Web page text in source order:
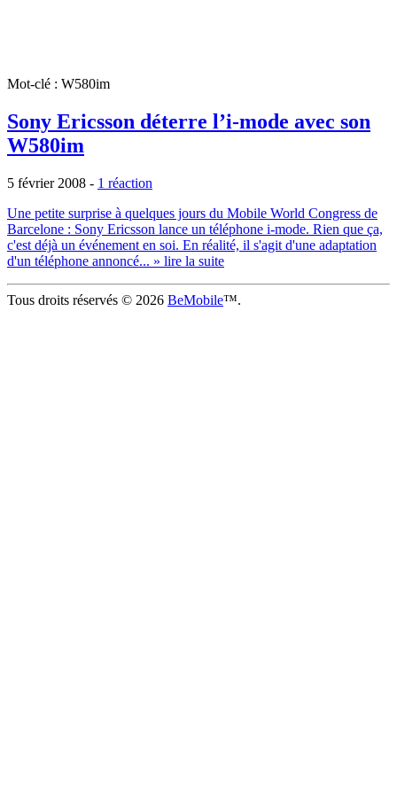
Mot-clé : W580im
Sony Ericsson déterre l’i-mode avec son
W580im
5 février 2008 - 1 réaction
Une petite surprise à quelques jours du Mobile World Congress de
Barcelone : Sony Ericsson lance un téléphone i-mode. Rien que ça,
c'est déjà un événement en soi. En réalité, il s'agit d'une adaptation
d'un téléphone annoncé... » lire la suite
Tous droits réservés © 2026 BeMobile™.